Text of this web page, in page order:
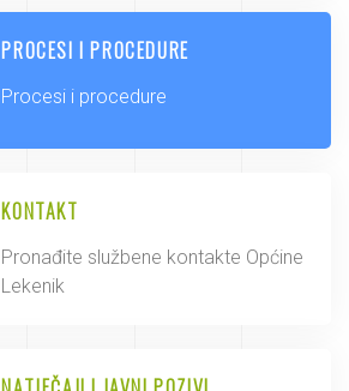
PROCESI I PROCEDURE
Procesi i procedure
KONTAKT
Pronađite službene kontakte Općine
Lekenik